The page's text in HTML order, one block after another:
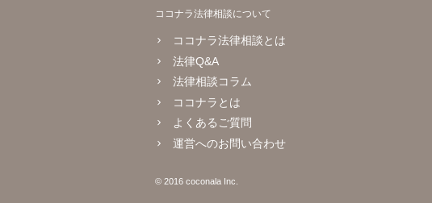
ココナラ法律相談について
ココナラ法律相談とは
法律Q&A
法律相談コラム
ココナラとは
よくあるご質問
運営へのお問い合わせ
© 2016 coconala Inc.